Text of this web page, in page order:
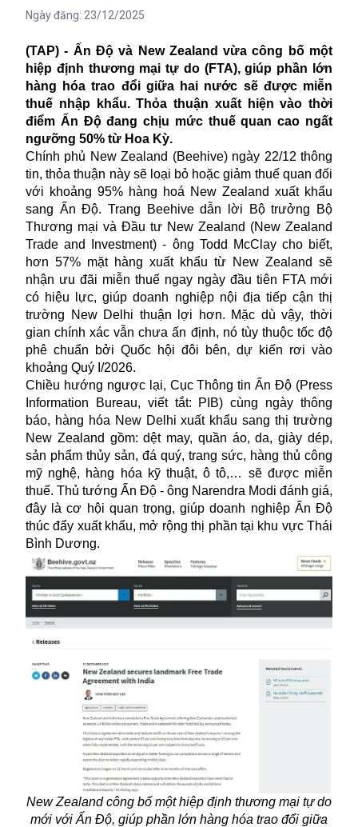
Ngày đăng: 23/12/2025
(TAP) - Ấn Độ và New Zealand vừa công bố một
hiệp định thương mại tự do (FTA), giúp phần lớn
hàng hóa trao đổi giữa hai nước sẽ được miễn
thuế nhập khẩu. Thỏa thuận xuất hiện vào thời
điểm Ấn Độ đang chịu mức thuế quan cao ngất
ngưỡng 50% từ Hoa Kỳ.
Chính phủ New Zealand (Beehive) ngày 22/12 thông
tin, thỏa thuận này sẽ loại bỏ hoặc giảm thuế quan đối
với khoảng 95% hàng hoá New Zealand xuất khẩu
sang Ấn Độ. Trang Beehive dẫn lời Bộ trưởng Bộ
Thương mại và Đầu tư New Zealand (New Zealand
Trade and Investment) - ông Todd McClay cho biết,
hơn 57% mặt hàng xuất khẩu từ New Zealand sẽ
nhận ưu đãi miễn thuế ngay ngày đầu tiên FTA mới
có hiệu lực, giúp doanh nghiệp nội địa tiếp cận thị
trường New Delhi thuận lợi hơn. Mặc dù vậy, thời
gian chính xác vẫn chưa ấn định, nó tùy thuộc tốc độ
phê chuẩn bởi Quốc hội đôi bên, dự kiến rơi vào
khoảng Quý I/2026.
Chiều hướng ngược lại, Cục Thông tin Ấn Độ (Press
Information Bureau, viết tắt: PIB) cùng ngày thông
báo, hàng hóa New Delhi xuất khẩu sang thị trường
New Zealand gồm: dệt may, quần áo, da, giày dép,
sản phẩm thủy sản, đá quý, trang sức, hàng thủ công
mỹ nghệ, hàng hóa kỹ thuật, ô tô,… sẽ được miễn
thuế. Thủ tướng Ấn Độ - ông Narendra Modi đánh giá,
đây là cơ hội quan trọng, giúp doanh nghiệp Ấn Độ
thúc đẩy xuất khẩu, mở rộng thị phần tại khu vực Thái
Bình Dương.
New Zealand công bố một hiệp định thương mại tự do
mới với Ấn Độ, giúp phần lớn hàng hóa trao đổi giữa